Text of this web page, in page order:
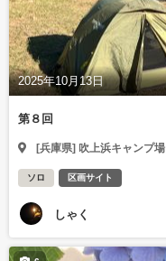
2025年10月13日
第８回
[兵庫県] 吹上浜キャンプ場
ソロ 区画サイト
しゃく